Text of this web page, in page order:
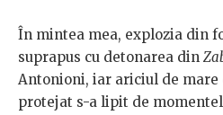
În mintea mea, explozia din
suprapus cu detonarea din
Antonioni, iar ariciul de mare
protejat s-a lipit de